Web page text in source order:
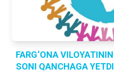
FARG‘ONA
SONI QANCHAGA